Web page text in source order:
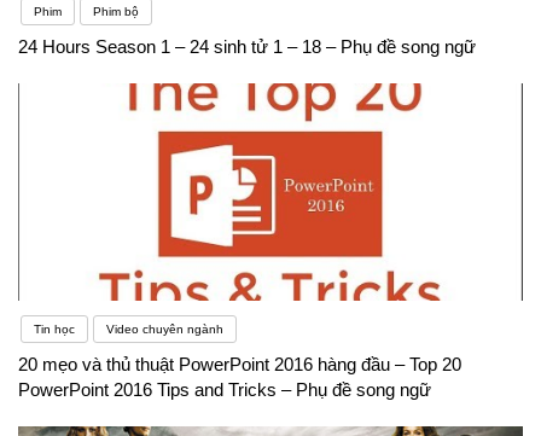
Phim Phim bộ
24 Hours Season 1 – 24 sinh tử 1 – 18 – Phụ đề song ngữ
Tin học Video chuyên ngành
20 mẹo và thủ thuật PowerPoint 2016 hàng đầu – Top 20
PowerPoint 2016 Tips and Tricks – Phụ đề song ngữ